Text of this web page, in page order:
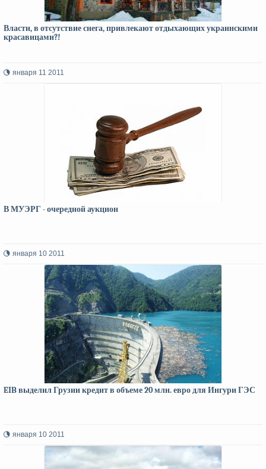
Власти, в отсутствие снега, привлекают отдыхающих украинскими
красавицами?!
января 11 2011
В МУЭРГ - очередной аукцион
января 10 2011
EIB выделил Грузии кредит в объеме 20 млн. евро для Ингури ГЭС
января 10 2011